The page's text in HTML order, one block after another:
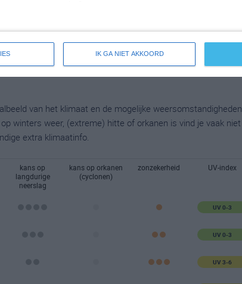
IK GA NIET AKKOORD
van het klimaat en de mogelijke weersomstandigheden
winters weer, (extreme) hitte of orkanen is vind je vaak niet
extra klimaatinfo.
kans op
langdurige
neerslag
kans op orkanen
(cyclonen)
zonzekerheid UV-index
UV 0-3
UV 0-3
UV 3-6